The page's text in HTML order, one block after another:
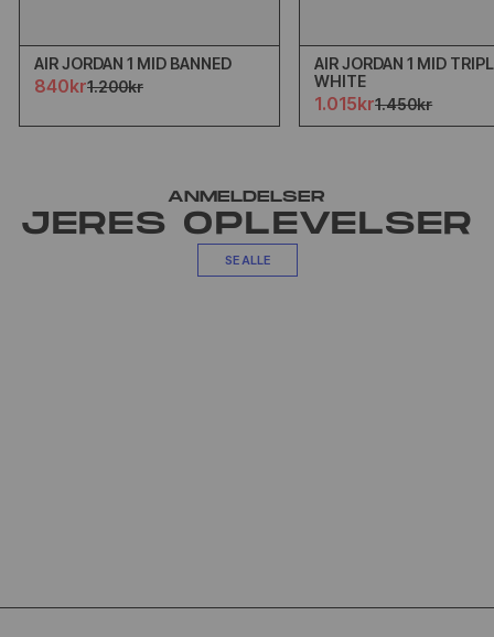
AIR JORDAN 1 MID BANNED
840kr1.200kr
AIR JORDAN 1 MID
WHITE
1.015kr1.450kr
ANMELDELSER
JERES OPLEVELSER
SE ALLE